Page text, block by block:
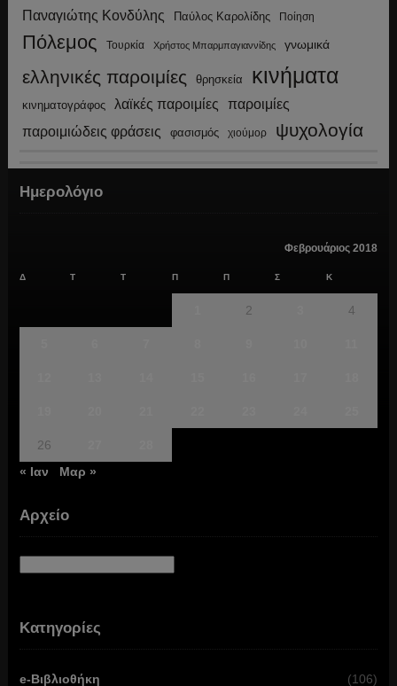
Παναγιώτης Κονδύλης Παύλος Καρολίδης Ποίηση
Πόλεμος Τουρκία Χρήστος Μπαρμπαγιαννίδης γνωμικά
ελληνικές παροιμίες θρησκεία κινήματα
κινηματογράφος λαϊκές παροιμίες παροιμίες
παροιμιώδεις φράσεις φασισμός χιούμορ ψυχολογία
Ημερολόγιο
Φεβρουάριος 2018
Δ Τ Τ Π Π Σ Κ
2 4
26
« Ιαν
Μαρ »
Αρχείο
Κατηγορίες
e-Βιβλιοθήκη
(106)